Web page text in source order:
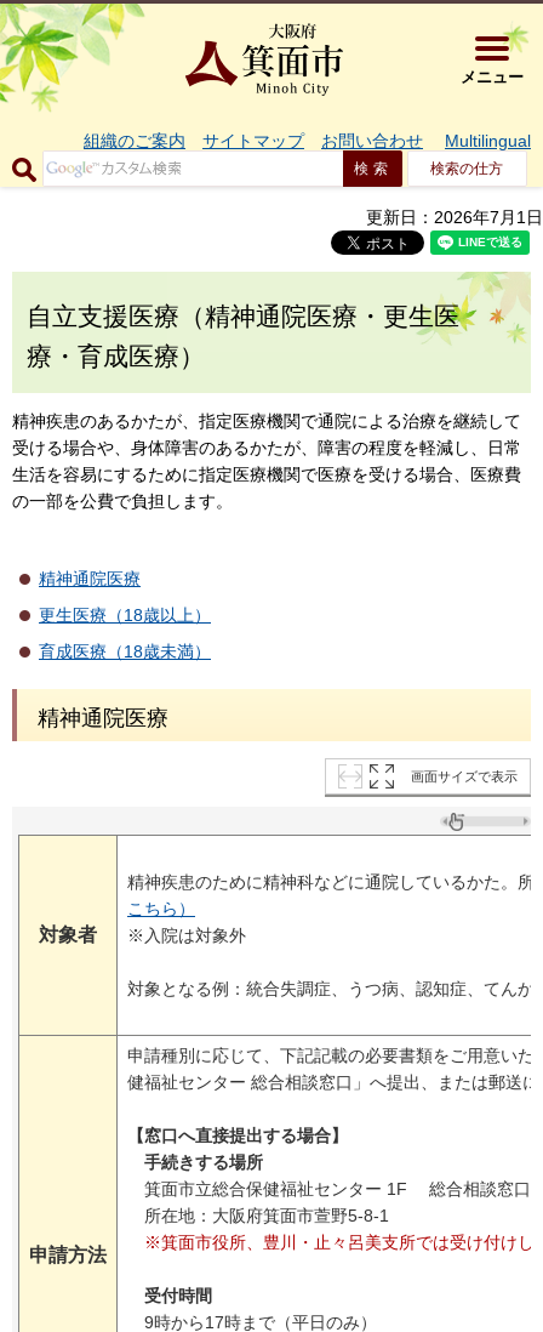
大阪府箕
メニュー
組織のご案内 サイトマップ お問い合わせ Multilingual
検索の仕方
更新日：2026年7月1日
自立支援医療（精神通院医療・更生医
療・育成医療）
精神疾患のあるかたが、指定医療機関で通院による治療を継続して
受ける場合や、身体障害のあるかたが、障害の程度を軽減し、日常
生活を容易にするために指定医療機関で医療を受ける場合、医療費
の一部を公費で負担します。
精神通院医療
更生医療（18歳以上）
育成医療（18歳未満）
精神通院医療
画面サイズで表示
対象者
精神疾患のために精神科などに通院しているかた。所
こちら）
※入院は対象外
対象となる例：統合失調症、うつ病、認知症、てんか
申請方法
申請種別に応じて、下記記載の必要書類をご用意いた
健福祉センター 総合相談窓口」へ提出、または郵送
【窓口へ直接提出する場合】
手続きする場所
箕面市立総合保健福祉センター 1F 総合相談窓口
所在地：大阪府箕面市萱野5-8-1
※箕面市役所、豊川・止々呂美支所では受け付けし
受付時間
9時から17時まで（平日のみ）